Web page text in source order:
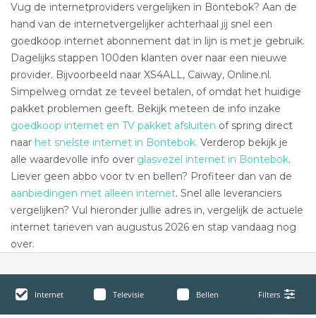
Vug de internetproviders vergelijken in Bontebok? Aan de
hand van de internetvergelijker achterhaal jij snel een
goedkoop internet abonnement dat in lijn is met je gebruik.
Dagelijks stappen 100den klanten over naar een nieuwe
provider. Bijvoorbeeld naar XS4ALL, Caiway, Online.nl.
Simpelweg omdat ze teveel betalen, of omdat het huidige
pakket problemen geeft. Bekijk meteen de info inzake
goedkoop internet en TV pakket afsluiten of spring direct
naar het snelste internet in Bontebok. Verderop bekijk je
alle waardevolle info over glasvezel internet in Bontebok.
Liever geen abbo voor tv en bellen? Profiteer dan van de
aanbiedingen met alleen internet. Snel alle leveranciers
vergelijken? Vul hieronder jullie adres in, vergelijk de actuele
internet tarieven van augustus 2026 en stap vandaag nog
over.
Internet Televisie Bellen Filters